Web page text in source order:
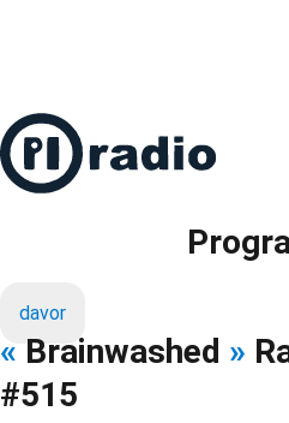
davor
« Brainwashed »
#515